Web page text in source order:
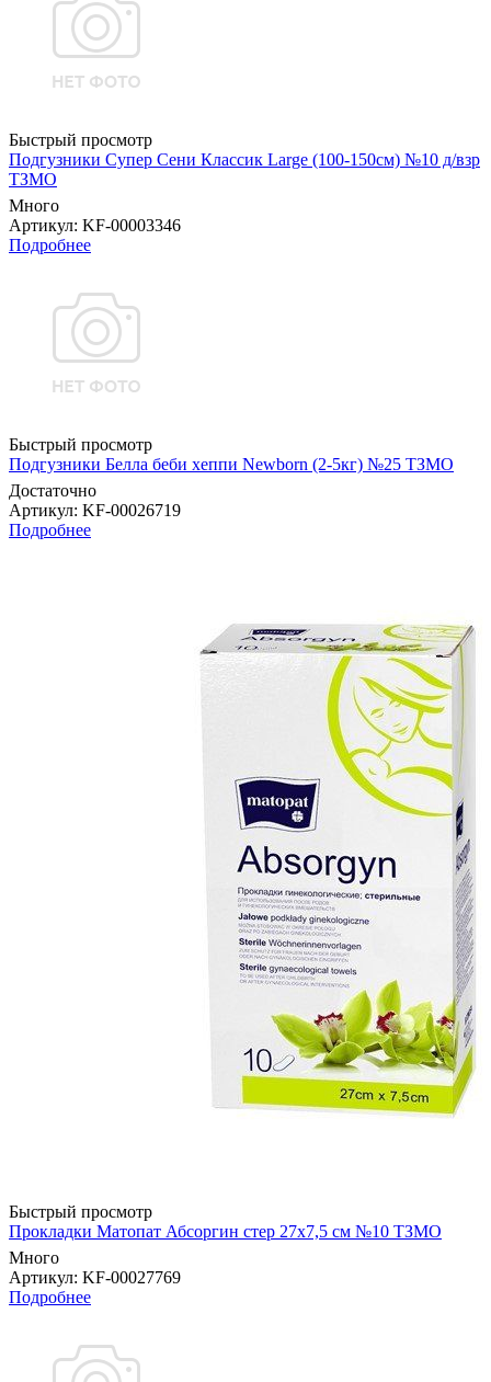
Быстрый просмотр
Подгузники Супер Сени Классик Large (100-150см) №10 д/взр
ТЗМО
Много
Артикул: KF-00003346
Подробнее
Быстрый просмотр
Подгузники Белла беби хеппи Newborn (2-5кг) №25 ТЗМО
Достаточно
Артикул: KF-00026719
Подробнее
Быстрый просмотр
Прокладки Матопат Абсоргин стер 27х7,5 см №10 ТЗМО
Много
Артикул: KF-00027769
Подробнее